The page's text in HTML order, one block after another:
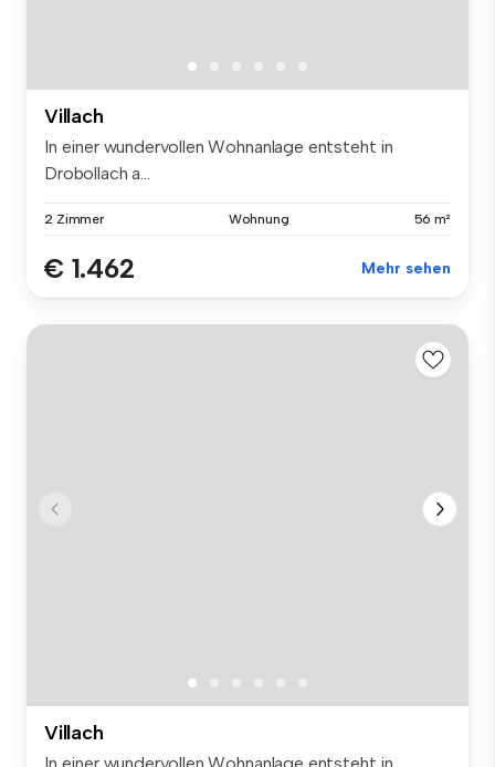
Villach
In einer wundervollen Wohnanlage entsteht in
Drobollach a...
2 Zimmer Wohnung 56 m²
€ 1.462 Mehr sehen
Villach